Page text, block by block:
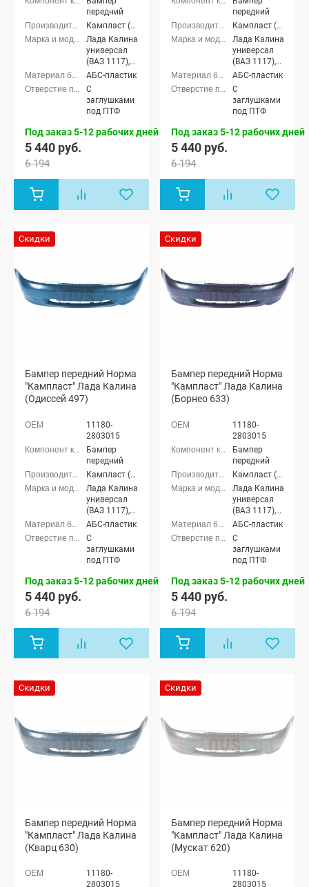
передний
Кампласт (г. Набережные Челны)
Лада Калина
универсал
(ВАЗ 1117),
Лада Калина
седан (ВАЗ
1118), Лада
Калина
хэтчбек (ВАЗ
1119)
АБС-пластик
С
заглушками
под ПТФ
Под заказ 5-12 рабочих дней
5 440 руб.
6 194
передний
Кампласт (г. Набережные Челны)
Лада Калина
универсал
(ВАЗ 1117),
Лада Калина
седан (ВАЗ
1118), Лада
Калина
хэтчбек (ВАЗ
1119)
АБС-пластик
С
заглушками
под ПТФ
Под заказ 5-12 рабочих дней
5 440 руб.
6 194
Скидки
Бампер передний Норма
"Кампласт" Лада Калина
(Одиссей 497)
11180-
2803015
Бампер
передний
Кампласт (г. Набережные Челны)
Лада Калина
универсал
(ВАЗ 1117),
Лада Калина
1118), Лада
Калина
хэтчбек (ВАЗ
1119)
АБС-пластик
С
заглушками
под ПТФ
Под заказ 5-12 рабочих дней
5 440 руб.
6 194
Скидки
Бампер передний Норма
"Кампласт" Лада Калина
(Борнео 633)
11180-
2803015
Бампер
передний
Кампласт (г. Набережные Челны)
Лада Калина
универсал
(ВАЗ 1117),
Лада Калина
1118), Лада
Калина
хэтчбек (ВАЗ
1119)
АБС-пластик
С
заглушками
под ПТФ
Под заказ 5-12 рабочих дней
5 440 руб.
6 194
Скидки
Бампер передний Норма
"Кампласт" Лада Калина
(Кварц 630)
11180-
2803015
Скидки
Бампер передний Норма
"Кампласт" Лада Калина
(Мускат 620)
11180-
2803015